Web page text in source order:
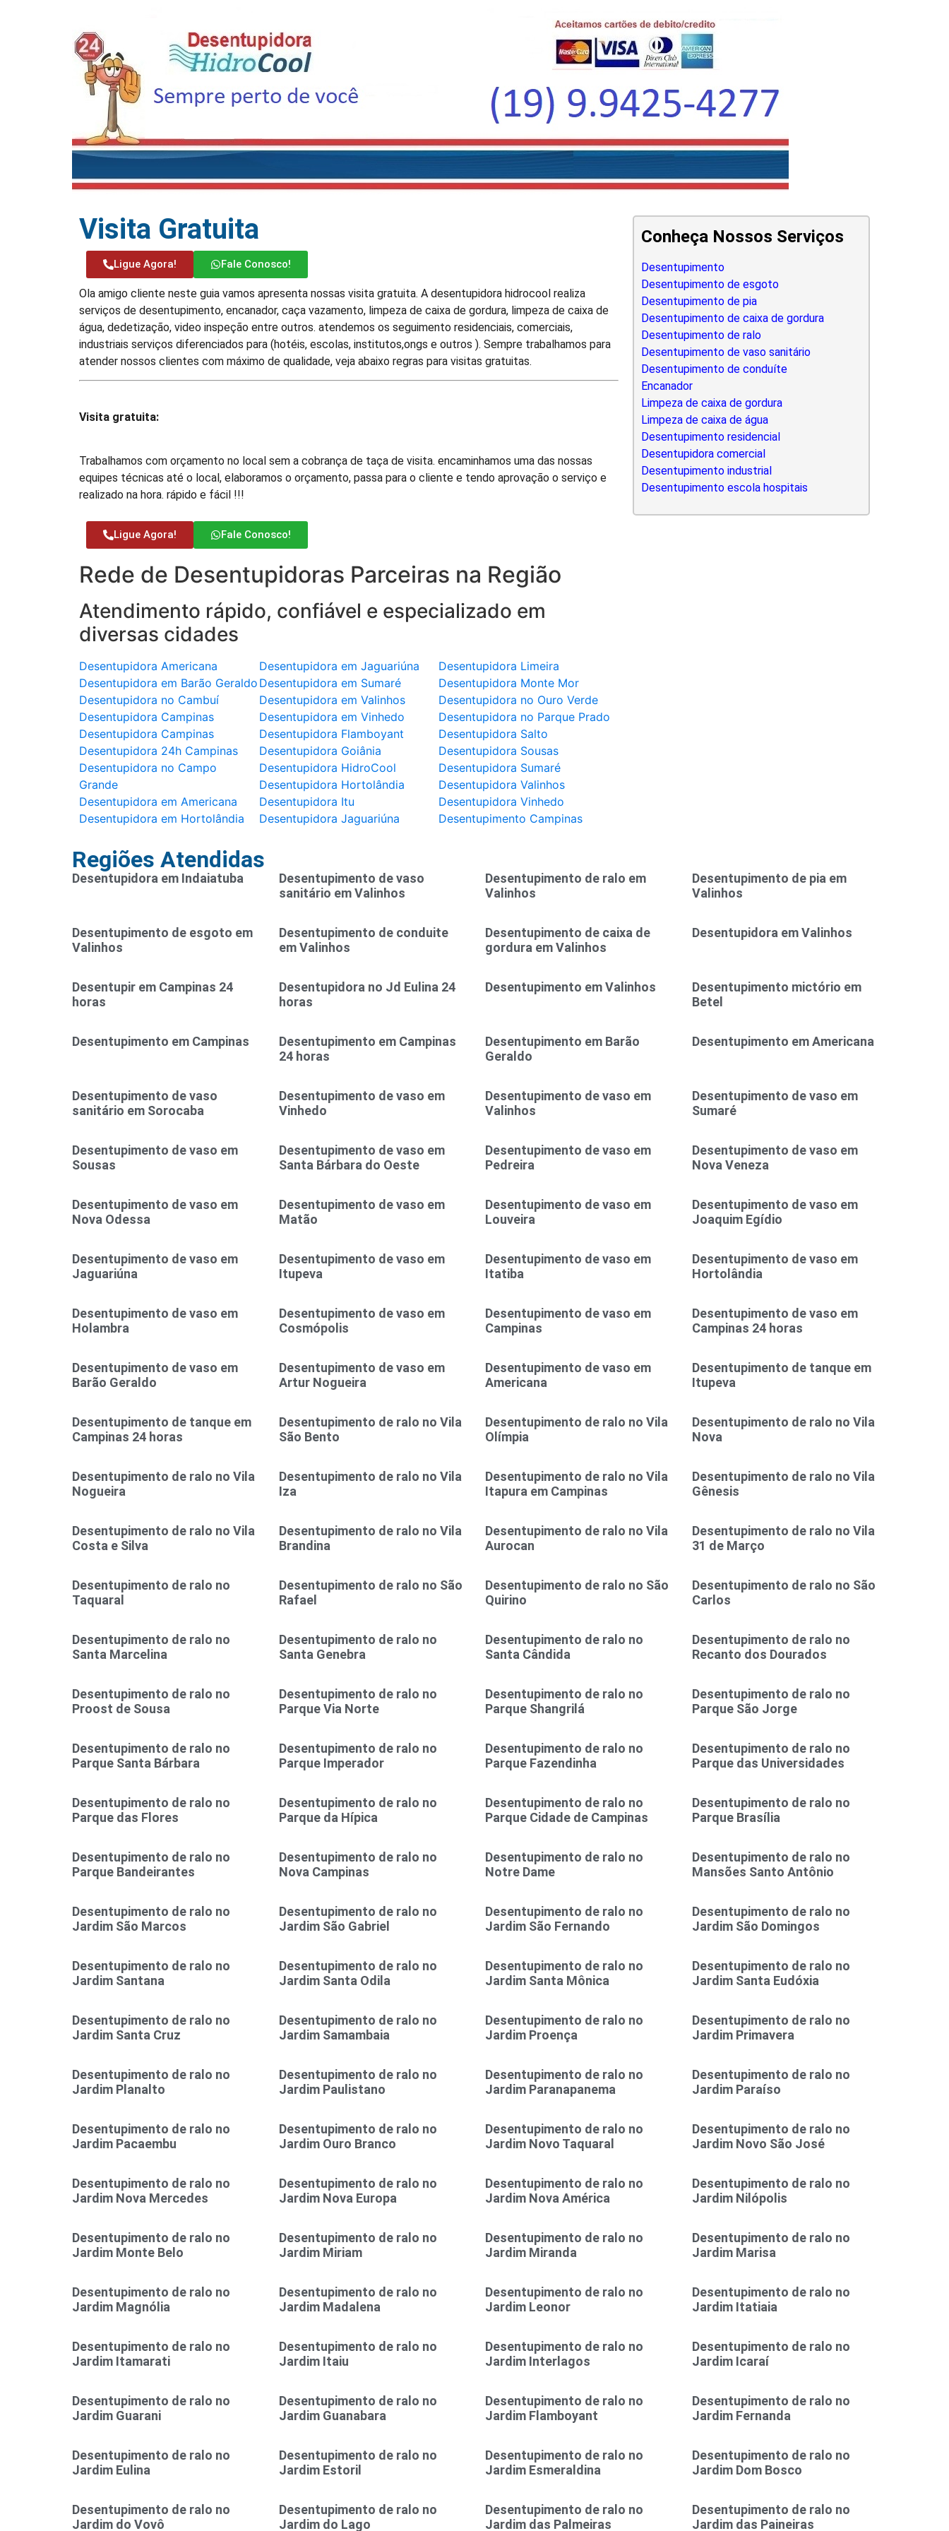
Visita Gratuita
Ligue Agora! Fale Conosco!
Ola amigo cliente neste guia vamos apresenta nossas visita gratuita. A desentupidora hidrocool realiza
serviços de desentupimento, encanador, caça vazamento, limpeza de caixa de gordura, limpeza de caixa de
água, dedetização, video inspeção entre outros. atendemos os seguimento residenciais, comerciais,
industriais serviços diferenciados para (hotéis, escolas, institutos,ongs e outros ). Sempre trabalhamos para
atender nossos clientes com máximo de qualidade, veja abaixo regras para visitas gratuitas.
Visita gratuita:
Trabalhamos com orçamento no local sem a cobrança de taça de visita. encaminhamos uma das nossas
equipes técnicas até o local, elaboramos o orçamento, passa para o cliente e tendo aprovação o serviço e
realizado na hora. rápido e fácil !!!
Ligue Agora! Fale Conosco!
Rede de Desentupidoras Parceiras na Região
Atendimento rápido, confiável e especializado em
diversas cidades
Desentupidora Americana
Desentupidora em Barão Geraldo
Desentupidora no Cambuí
Desentupidora Campinas
Desentupidora Campinas
Desentupidora 24h Campinas
Desentupidora no Campo
Grande
Desentupidora em Americana
Desentupidora em Hortolândia
Desentupidora em Jaguariúna
Desentupidora em Sumaré
Desentupidora em Valinhos
Desentupidora em Vinhedo
Desentupidora Flamboyant
Desentupidora Goiânia
Desentupidora HidroCool
Desentupidora Hortolândia
Desentupidora Itu
Desentupidora Jaguariúna
Desentupidora Limeira
Desentupidora Monte Mor
Desentupidora no Ouro Verde
Desentupidora no Parque Prado
Desentupidora Salto
Desentupidora Sousas
Desentupidora Sumaré
Desentupidora Valinhos
Desentupidora Vinhedo
Desentupimento Campinas
Conheça Nossos Serviços
Desentupimento
Desentupimento de esgoto
Desentupimento de pia
Desentupimento de caixa de gordura
Desentupimento de ralo
Desentupimento de vaso sanitário
Desentupimento de conduíte
Encanador
Limpeza de caixa de gordura
Limpeza de caixa de água
Desentupimento residencial
Desentupidora comercial
Desentupimento industrial
Desentupimento escola hospitais
Regiões Atendidas
Desentupidora em Indaiatuba
Desentupimento de vaso
sanitário em Valinhos
Desentupimento de ralo em
Valinhos
Desentupimento de pia em
Valinhos
Desentupimento de esgoto em
Valinhos
Desentupimento de conduite
em Valinhos
Desentupimento de caixa de
gordura em Valinhos
Desentupidora em Valinhos
Desentupir em Campinas 24
horas
Desentupidora no Jd Eulina 24
horas
Desentupimento em Valinhos
Desentupimento mictório em
Betel
Desentupimento em Campinas
Desentupimento em Campinas
24 horas
Desentupimento em Barão
Geraldo
Desentupimento em Americana
Desentupimento de vaso
sanitário em Sorocaba
Desentupimento de vaso em
Vinhedo
Desentupimento de vaso em
Valinhos
Desentupimento de vaso em
Sumaré
Desentupimento de vaso em
Sousas
Desentupimento de vaso em
Santa Bárbara do Oeste
Desentupimento de vaso em
Pedreira
Desentupimento de vaso em
Nova Veneza
Desentupimento de vaso em
Nova Odessa
Desentupimento de vaso em
Matão
Desentupimento de vaso em
Louveira
Desentupimento de vaso em
Joaquim Egídio
Desentupimento de vaso em
Jaguariúna
Desentupimento de vaso em
Itupeva
Desentupimento de vaso em
Itatiba
Desentupimento de vaso em
Hortolândia
Desentupimento de vaso em
Holambra
Desentupimento de vaso em
Cosmópolis
Desentupimento de vaso em
Campinas
Desentupimento de vaso em
Campinas 24 horas
Desentupimento de vaso em
Barão Geraldo
Desentupimento de vaso em
Artur Nogueira
Desentupimento de vaso em
Americana
Desentupimento de tanque em
Itupeva
Desentupimento de tanque em
Campinas 24 horas
Desentupimento de ralo no Vila
São Bento
Desentupimento de ralo no Vila
Olímpia
Desentupimento de ralo no Vila
Nova
Desentupimento de ralo no Vila
Nogueira
Desentupimento de ralo no Vila
Iza
Desentupimento de ralo no Vila
Itapura em Campinas
Desentupimento de ralo no Vila
Gênesis
Desentupimento de ralo no Vila
Costa e Silva
Desentupimento de ralo no Vila
Brandina
Desentupimento de ralo no Vila
Aurocan
Desentupimento de ralo no Vila
31 de Março
Desentupimento de ralo no
Taquaral
Desentupimento de ralo no São
Rafael
Desentupimento de ralo no São
Quirino
Desentupimento de ralo no São
Carlos
Desentupimento de ralo no
Santa Marcelina
Desentupimento de ralo no
Santa Genebra
Desentupimento de ralo no
Santa Cândida
Desentupimento de ralo no
Recanto dos Dourados
Desentupimento de ralo no
Proost de Sousa
Desentupimento de ralo no
Parque Via Norte
Desentupimento de ralo no
Parque Shangrilá
Desentupimento de ralo no
Parque São Jorge
Desentupimento de ralo no
Parque Santa Bárbara
Desentupimento de ralo no
Parque Imperador
Desentupimento de ralo no
Parque Fazendinha
Desentupimento de ralo no
Parque das Universidades
Desentupimento de ralo no
Parque das Flores
Desentupimento de ralo no
Parque da Hípica
Desentupimento de ralo no
Parque Cidade de Campinas
Desentupimento de ralo no
Parque Brasília
Desentupimento de ralo no
Parque Bandeirantes
Desentupimento de ralo no
Nova Campinas
Desentupimento de ralo no
Notre Dame
Desentupimento de ralo no
Mansões Santo Antônio
Desentupimento de ralo no
Jardim São Marcos
Desentupimento de ralo no
Jardim São Gabriel
Desentupimento de ralo no
Jardim São Fernando
Desentupimento de ralo no
Jardim São Domingos
Desentupimento de ralo no
Jardim Santana
Desentupimento de ralo no
Jardim Santa Odila
Desentupimento de ralo no
Jardim Santa Mônica
Desentupimento de ralo no
Jardim Santa Eudóxia
Desentupimento de ralo no
Jardim Santa Cruz
Desentupimento de ralo no
Jardim Samambaia
Desentupimento de ralo no
Jardim Proença
Desentupimento de ralo no
Jardim Primavera
Desentupimento de ralo no
Jardim Planalto
Desentupimento de ralo no
Jardim Paulistano
Desentupimento de ralo no
Jardim Paranapanema
Desentupimento de ralo no
Jardim Paraíso
Desentupimento de ralo no
Jardim Pacaembu
Desentupimento de ralo no
Jardim Ouro Branco
Desentupimento de ralo no
Jardim Novo Taquaral
Desentupimento de ralo no
Jardim Novo São José
Desentupimento de ralo no
Jardim Nova Mercedes
Desentupimento de ralo no
Jardim Nova Europa
Desentupimento de ralo no
Jardim Nova América
Desentupimento de ralo no
Jardim Nilópolis
Desentupimento de ralo no
Jardim Monte Belo
Desentupimento de ralo no
Jardim Miriam
Desentupimento de ralo no
Jardim Miranda
Desentupimento de ralo no
Jardim Marisa
Desentupimento de ralo no
Jardim Magnólia
Desentupimento de ralo no
Jardim Madalena
Desentupimento de ralo no
Jardim Leonor
Desentupimento de ralo no
Jardim Itatiaia
Desentupimento de ralo no
Jardim Itamarati
Desentupimento de ralo no
Jardim Itaiu
Desentupimento de ralo no
Jardim Interlagos
Desentupimento de ralo no
Jardim Icaraí
Desentupimento de ralo no
Jardim Guarani
Desentupimento de ralo no
Jardim Guanabara
Desentupimento de ralo no
Jardim Flamboyant
Desentupimento de ralo no
Jardim Fernanda
Desentupimento de ralo no
Jardim Eulina
Desentupimento de ralo no
Jardim Estoril
Desentupimento de ralo no
Jardim Esmeraldina
Desentupimento de ralo no
Jardim Dom Bosco
Desentupimento de ralo no
Jardim do Vovô
Desentupimento de ralo no
Jardim do Lago
Desentupimento de ralo no
Jardim das Palmeiras
Desentupimento de ralo no
Jardim das Paineiras